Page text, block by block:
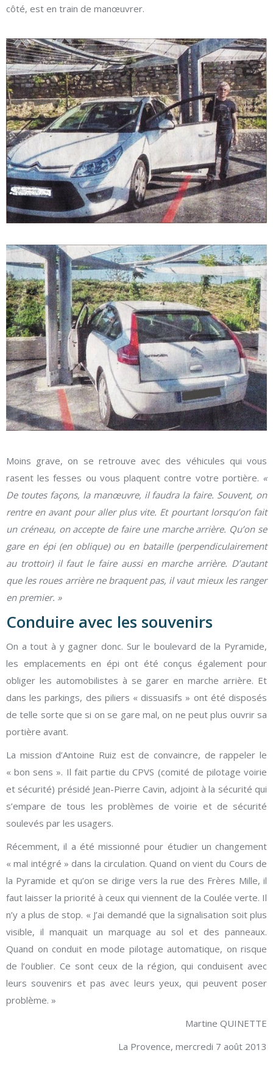
côté, est en train de manœuvrer.
Moins grave, on se retrouve avec des véhicules qui vous
rasent les fesses ou vous plaquent contre votre portière. «
De toutes façons, la manœuvre, il faudra la faire. Souvent, on
rentre en avant pour aller plus vite. Et pourtant lorsqu’on fait
un créneau, on accepte de faire une marche arrière. Qu’on se
gare en épi (en oblique) ou en bataille (perpendiculairement
au trottoir) il faut le faire aussi en marche arrière. D’autant
que les roues arrière ne braquent pas, il vaut mieux les ranger
en premier. »
Conduire avec les souvenirs
On a tout à y gagner donc. Sur le boulevard de la Pyramide,
les emplacements en épi ont été conçus également pour
obliger les automobilistes à se garer en marche arrière. Et
dans les parkings, des piliers « dissuasifs » ont été disposés
de telle sorte que si on se gare mal, on ne peut plus ouvrir sa
portière avant.
La mission d’Antoine Ruiz est de convaincre, de rappeler le
« bon sens ». Il fait partie du CPVS (comité de pilotage voirie
et sécurité) présidé Jean-Pierre Cavin, adjoint à la sécurité qui
s’empare de tous les problèmes de voirie et de sécurité
soulevés par les usagers.
Récemment, il a été missionné pour étudier un changement
« mal intégré » dans la circulation. Quand on vient du Cours de
la Pyramide et qu’on se dirige vers la rue des Frères Mille, il
faut laisser la priorité à ceux qui viennent de la Coulée verte. Il
n’y a plus de stop. « J’ai demandé que la signalisation soit plus
visible, il manquait un marquage au sol et des panneaux.
Quand on conduit en mode pilotage automatique, on risque
de l’oublier. Ce sont ceux de la région, qui conduisent avec
leurs souvenirs et pas avec leurs yeux, qui peuvent poser
problème. »
Martine QUINETTE
La Provence, mercredi 7 août 2013